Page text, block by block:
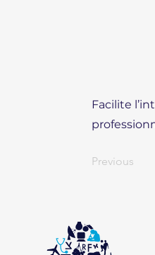
Facilite
Previous